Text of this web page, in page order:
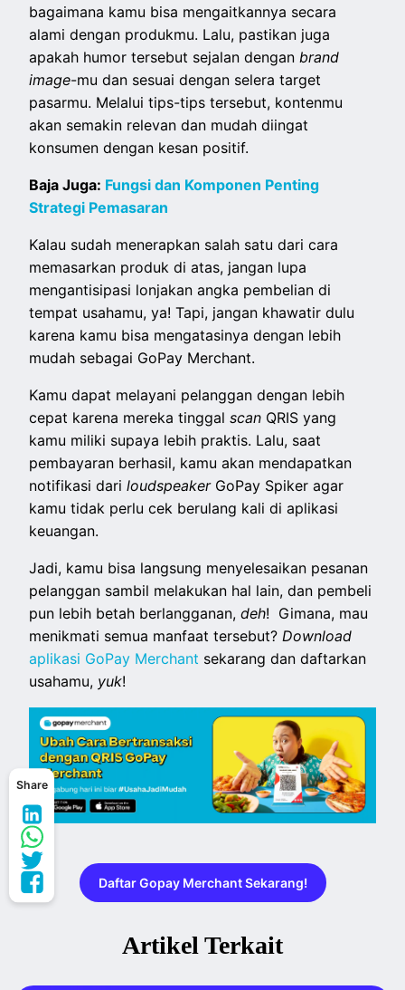
Share
bagaimana kamu bisa mengaitkannya secara
alami dengan produkmu. Lalu, pastikan juga
apakah humor tersebut sejalan denganbrand
image-mu dan sesuai dengan selera target
pasarmu. Melalui tips-tips tersebut, kontenmu
akan semakin relevan dan mudah diingat
konsumen dengan kesan positif.
Baja Juga: Fungsi dan Komponen Penting
Strategi Pemasaran
Kalau sudah menerapkan salah satu dari cara
memasarkan produk di atas, jangan lupa
mengantisipasi lonjakan angka pembelian di
tempat usahamu, ya! Tapi, jangan khawatir dulu
karena kamu bisa mengatasinya dengan lebih
mudah sebagai GoPay Merchant.
Kamu dapat melayani pelanggan dengan lebih
cepat karena mereka tinggalscan QRIS yang
kamu miliki supaya lebih praktis. Lalu, saat
pembayaran berhasil, kamu akan mendapatkan
notifikasi dariloudspeaker GoPay Spiker agar
kamu tidak perlu cek berulang kali di aplikasi
keuangan.
Jadi, kamu bisa langsung menyelesaikan pesanan
pelanggan sambil melakukan hal lain, dan pembeli
pun lebih betah berlangganan,deh! Gimana, mau
menikmati semua manfaat tersebut?Download
aplikasi GoPay Merchant sekarang dan daftarkan
usahamu, yuk!
Daftar Gopay Merchant Sekarang!
Artikel Terkait